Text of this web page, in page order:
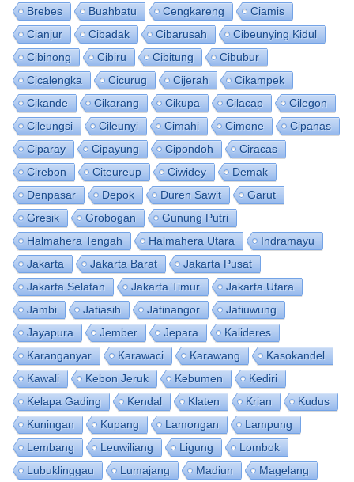
Brebes
Buahbatu Cengkareng
Ciamis
Cianjur
Cibadak Cibarusah
Cibeunying Kidul
Cibinong
Cibiru Cibitung
Cibubur
Cicalengka
Cicurug Cijerah
Cikampek
Cikande
Cikarang Cikupa Cilacap
Cilegon
Cileungsi
Cileunyi Cimahi Cimone
Cipanas
Ciparay
Cipayung Cipondoh
Ciracas
Cirebon
Citeureup Ciwidey
Demak
Denpasar
Depok Duren Sawit
Garut
Gresik
Grobogan
Gunung Putri
Halmahera Tengah
Halmahera Utara
Indramayu
Jakarta
Jakarta Barat
Jakarta Pusat
Jakarta Selatan
Jakarta Timur
Jakarta Utara
Jambi
Jatiasih Jatinangor
Jatiuwung
Jayapura
Jember Jepara
Kalideres
Karanganyar
Karawaci Karawang
Kasokandel
Kawali
Kebon Jeruk Kebumen
Kediri
Kelapa Gading
Kendal Klaten Krian
Kudus
Kuningan
Kupang Lamongan
Lampung
Lembang
Leuwiliang Ligung
Lombok
Lubuklinggau
Lumajang Madiun
Magelang